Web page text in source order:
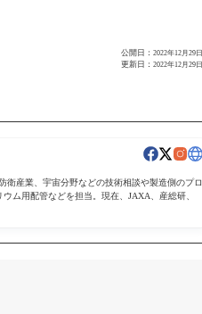
公開日： 2022年12月29日
更新日： 2022年12月29日
衛産業、宇宙分野などの技術相談や製造側のプロ
ム用配管などを担当。現在、JAXA、産総研、